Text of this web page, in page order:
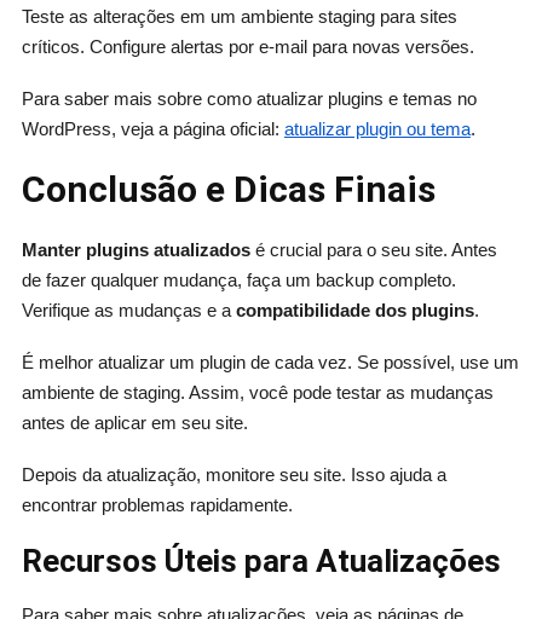
Teste as alterações em um ambiente staging para sites
críticos. Configure alertas por e-mail para novas versões.
Para saber mais sobre como atualizar plugins e temas no
WordPress, veja a página oficial: atualizar plugin ou tema.
Conclusão e Dicas Finais
Manter plugins atualizadosé crucial para o seu site. Antes
de fazer qualquer mudança, faça um backup completo.
Verifique as mudanças e a compatibilidade dos plugins.
É melhor atualizar um plugin de cada vez. Se possível, use um
ambiente de staging. Assim, você pode testar as mudanças
antes de aplicar em seu site.
Depois da atualização, monitore seu site. Isso ajuda a
encontrar problemas rapidamente.
Recursos Úteis para Atualizações